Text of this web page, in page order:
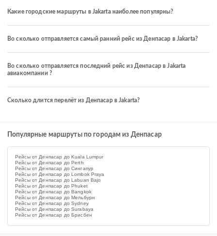
Какие городские маршруты в Jakarta наиболее популярны?
Во сколько отправляется самый ранний рейс из Денпасар в Jakarta?
Во сколько отправляется последний рейс из Денпасар в Jakarta
авиакомпании ?
Сколько длится перелёт из Денпасар в Jakarta?
Популярные маршруты по городам из Денпасар
Рейсы от Денпасар до Kuala Lumpur
Рейсы от Денпасар до Perth
Рейсы от Денпасар до Сингапур
Рейсы от Денпасар до Lombok Praya
Рейсы от Денпасар до Labuan Bajo
Рейсы от Денпасар до Phuket
Рейсы от Денпасар до Bangkok
Рейсы от Денпасар до Мельбурн
Рейсы от Денпасар до Sydney
Рейсы от Денпасар до Surabaya
Рейсы от Денпасар до Брисбен